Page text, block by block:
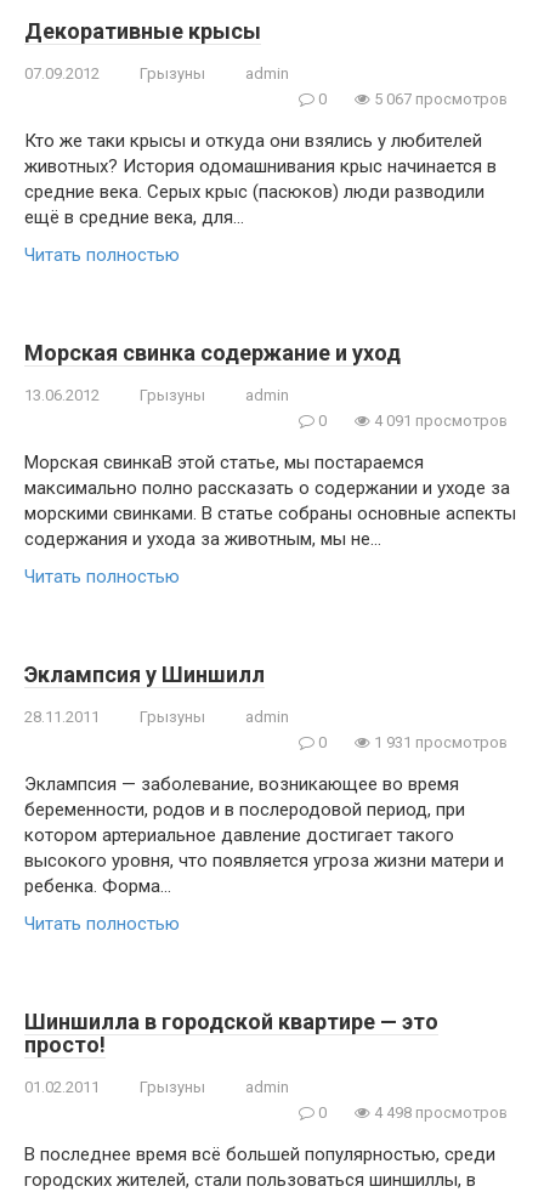
Декоративные крысы
07.09.2012 Грызуны
admin
0
5 067 просмотров
Кто же таки крысы и откуда они взялись у любителей
животных? История одомашнивания крыс начинается в
средние века. Серых крыс (пасюков) люди разводили
ещё в средние века, для…
Читать полностью
Морская свинка содержание и уход
13.06.2012 Грызуны
admin
0
4 091 просмотров
Морская свинкаВ этой статье, мы постараемся
максимально полно рассказать о содержании и уходе за
морскими свинками. В статье собраны основные аспекты
содержания и ухода за животным, мы не…
Читать полностью
Эклампсия у Шиншилл
28.11.2011 Грызуны
admin
0
1 931 просмотров
Эклампсия — заболевание, возникающее во время
беременности, родов и в послеродовой период, при
котором артериальное давление достигает такого
высокого уровня, что появляется угроза жизни матери и
ребенка. Форма…
Читать полностью
Шиншилла в городской квартире — это
просто!
01.02.2011 Грызуны
admin
0
4 498 просмотров
В последнее время всё большей популярностью, среди
городских жителей, стали пользоваться шиншиллы, в